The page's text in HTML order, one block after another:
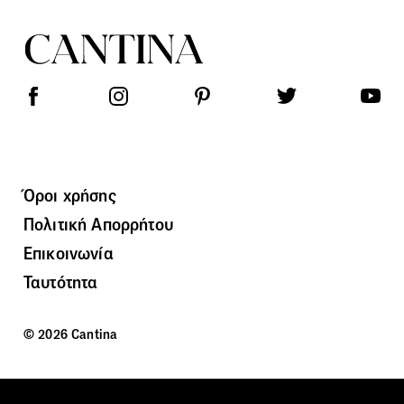
Όροι χρήσης
Πολιτική Απορρήτου
Επικοινωνία
Ταυτότητα
© 2026 Cantina